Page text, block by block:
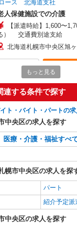
ース 北海道支社
人保健施設での介護
【派遣時給】1,600〜
） 交通費別途支給
北海道札幌市中央区旭
ース 北海道支社
別養護老人ホームでの
【派遣時給】1,350〜
） 交通費別途支給
北海道札幌市中央区旭
ース 北海道支社
ループホームでの夜勤
【派遣時給】1,350〜
もっと見る
連する条件で探す
ト・バイト・パートの
中央区の求人を探す
医療・介護・福祉すべ
幌市中央区の求人を探
パート
紹介予定派
中央区の求人を探す